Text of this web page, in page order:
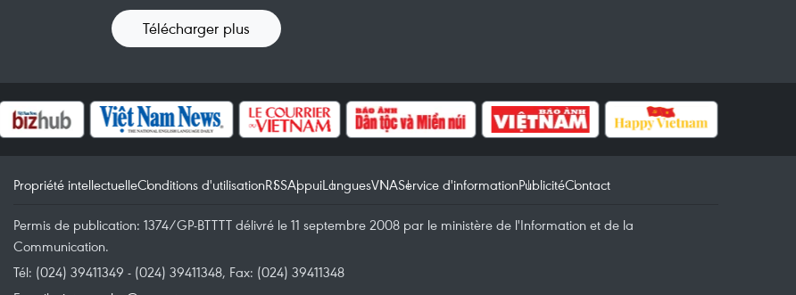
Télécharger plus
Propriété intellectuelleConditions d'utilisationRSSAppuiLanguesVNAService d'informationPublicitéContact
Permis de publication: 1374/GP-BTTTT délivré le 11 septembre 2008 par le ministère de l'Information et de la
Communication.
Tél: (024) 39411349 - (024) 39411348, Fax: (024) 39411348